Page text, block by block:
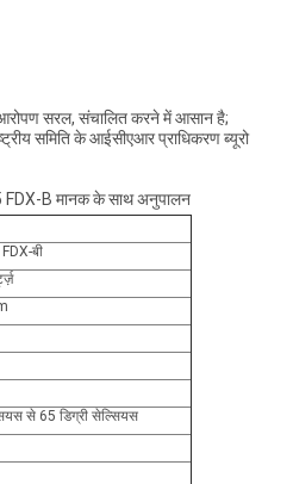
सरल, संचालित करने में आसान है;
समिति के आईसीएआर प्राधिकरण ब्यूरो
FDX-B मानक के साथ अनुपालन
बी
से 65 डिग्री सेल्सियस